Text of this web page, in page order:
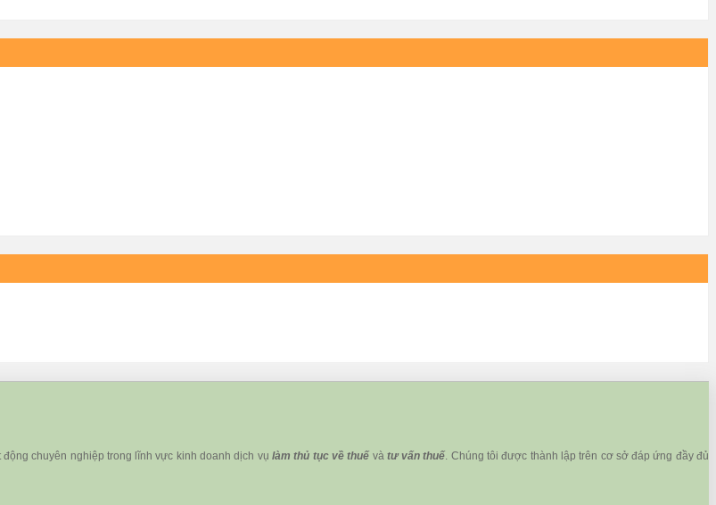
chuyên nghiệp trong lĩnh vực kinh doanh dịch vụ làm thủ tục về thuế và tư vấn thuế. Chúng tôi được thành lập trên cơ sở đáp ứng đầy đủ